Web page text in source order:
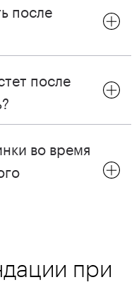
после
после
во время
при